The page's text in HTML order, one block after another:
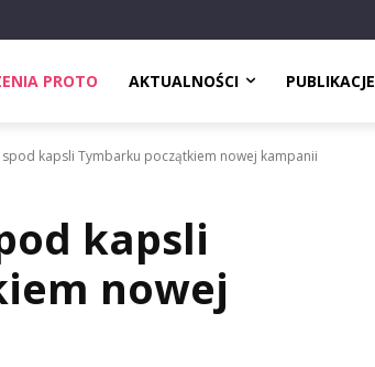
PROTO AKTUALNOŚCI PUBLIKACJE
spod kapsli Tymbarku początkiem nowej kampanii
kapsli
nowej